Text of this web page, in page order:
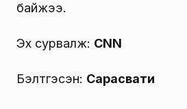
байжээ.
Эх сурвалж: CNN
Бэлтгэсэн: Сарасвати